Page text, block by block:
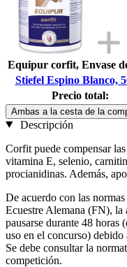
Equipur corfit, Envase
Stiefel Espino Blanco,
Precio total:
Ambas a la cesta de la
Descripción
Corfit puede compensar
vitamina E, selenio,
procianidinas. Además,
De acuerdo con las
Ecuestre Alemana (FN), la
pausarse durante 48 horas
uso en el concurso)
Se debe consultar la
competición.